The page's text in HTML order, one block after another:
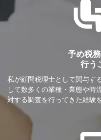
予め税
行う
私が顧問税理士として関与す
して数多くの業種・業態や時
対する調査を行ってきた経験